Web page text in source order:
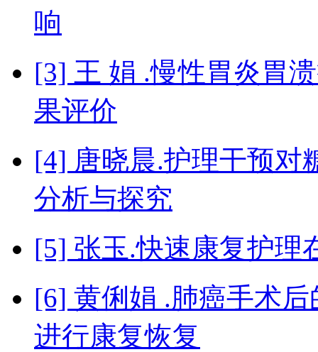
响
[3] 王 娟 .慢性胃炎胃
果评价
[4] 唐晓晨.护理干预对
分析与探究
[5] 张玉.快速康复护理
[6] 黄俐娟 .肺癌手术
进行康复恢复